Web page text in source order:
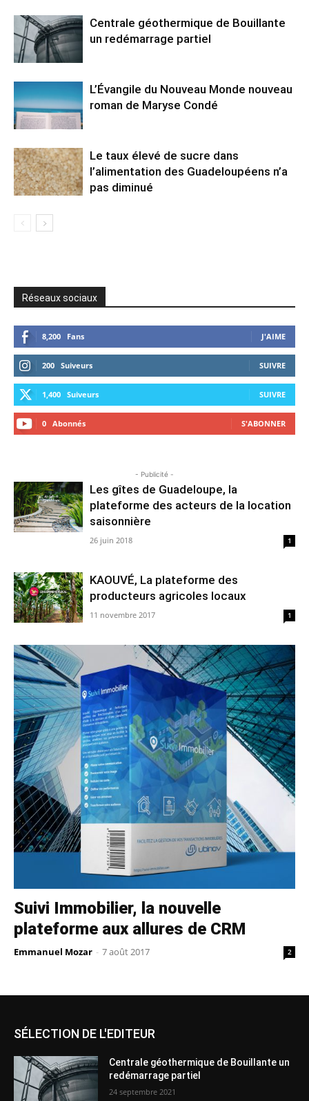
Centrale géothermique de Bouillante
un redémarrage partiel
L’Évangile du Nouveau Monde nouveau
roman de Maryse Condé
Le taux élevé de sucre dans
l’alimentation des Guadeloupéens n’a
pas diminué
Réseaux sociaux
8,200 Fans J'AIME
200 Suiveurs SUIVRE
1,400 Suiveurs SUIVRE
0 Abonnés S'ABONNER
- Publicité -
Les gîtes de Guadeloupe, la
plateforme des acteurs de la location
saisonnière
26 juin 2018 1
KAOUVÉ, La plateforme des
producteurs agricoles locaux
11 novembre 2017 1
Suivi Immobilier, la nouvelle
plateforme aux allures de CRM
Emmanuel Mozar - 7 août 2017 2
SÉLECTION DE L'EDITEUR
Centrale géothermique de Bouillante un
redémarrage partiel
24 septembre 2021